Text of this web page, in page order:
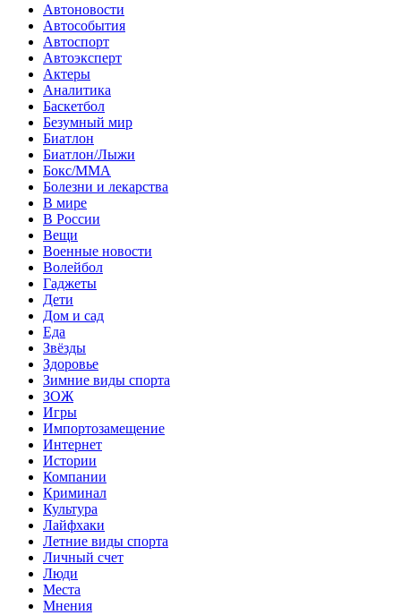
Автоновости
Автособытия
Автоспорт
Автоэксперт
Актеры
Аналитика
Баскетбол
Безумный мир
Биатлон
Биатлон/Лыжи
Бокс/MMA
Болезни и лекарства
В мире
В России
Вещи
Военные новости
Волейбол
Гаджеты
Дети
Дом и сад
Еда
Звёзды
Здоровье
Зимние виды спорта
ЗОЖ
Игры
Импортозамещение
Интернет
Истории
Компании
Криминал
Культура
Лайфхаки
Летние виды спорта
Личный счет
Люди
Места
Мнения